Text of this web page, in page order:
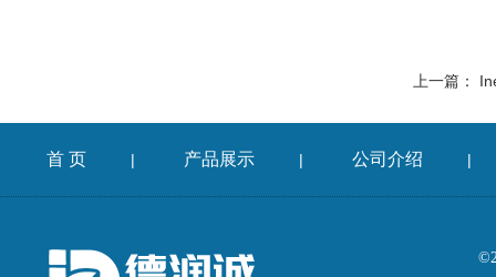
上一篇：
首 页 | 产品展示 | 公司介绍 |